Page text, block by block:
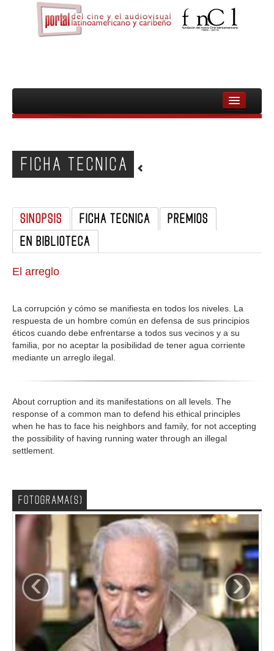
INICIO
PELICULAS
DOCUMENTALES
MUJERES
AUDIOVISUAL INDIGENA Y COMUNITARIO
FICHA TECNICA
SINOPSIS FICHA TECNICA
PREMIOS
EN BIBLIOTECA
El arreglo
La corrupción y cómo se manifiesta en todos los niveles. La
respuesta de un hombre común en defensa de sus principios
éticos cuando debe enfrentarse a todos sus vecinos y a su
familia, por no aceptar la posibilidad de tener agua corriente
mediante un arreglo ilegal.
About corruption and its manifestations on all levels. The
response of a common man to defend his ethical principles
when he has to face his neighbors and family, for not accepting
the possibility of having running water through an illegal
settlement.
FOTOGRAMA(S)
‹ ›